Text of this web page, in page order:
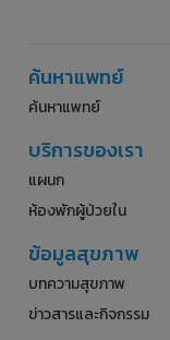
ค้นหาแพทย์
ค้นหาแพทย์
บริการของเรา
แผนก
ห้องพักผู้ป่วยใน
ข้อมูลสุขภาพ
บทความสุขภาพ
ข่าวสารและกิจกรรม